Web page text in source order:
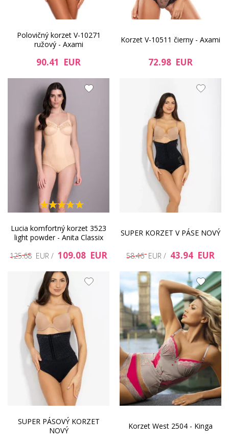
Polovičný korzet V-10271
ružový - Axami
90.41 EUR
Korzet V-10511 čierny - Axami
72.98 EUR
Lucia komfortný korzet 3523
light powder - Anita Classix
125.68 EUR / 109.08 EUR
SUPER KORZET V PÁSE NOVÝ
58.46 EUR / 43.94 EUR
SUPER PÁSOVÝ KORZET
NOVÝ
Korzet West 2504 - Kinga